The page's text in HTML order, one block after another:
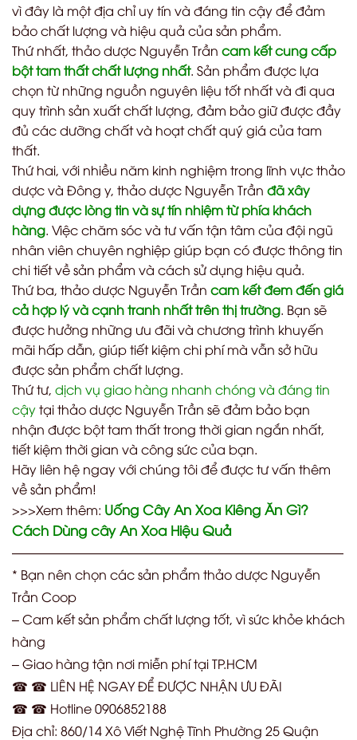
vì đây là một địa chỉ uy tín và đáng tin cậy để đảm
bảo chất lượng và hiệu quả của sản phẩm.
Thứ nhất, thảo dược Nguyễn Trần cam kết cung cấp
bột tam thất chất lượng nhất. Sản phẩm được lựa
chọn từ những nguồn nguyên liệu tốt nhất và đi qua
quy trình sản xuất chất lượng, đảm bảo giữ được đầy
đủ các dưỡng chất và hoạt chất quý giá của tam
thất.
Thứ hai, với nhiều năm kinh nghiệm trong lĩnh vực thảo
dược và Đông y, thảo dược Nguyễn Trần đã xây
dựng được lòng tin và sự tín nhiệm từ phía khách
hàng. Việc chăm sóc và tư vấn tận tâm của đội ngũ
nhân viên chuyên nghiệp giúp bạn có được thông tin
chi tiết về sản phẩm và cách sử dụng hiệu quả.
Thứ ba, thảo dược Nguyễn Trần cam kết đem đến giá
cả hợp lý và cạnh tranh nhất trên thị trường. Bạn sẽ
được hưởng những ưu đãi và chương trình khuyến
mãi hấp dẫn, giúp tiết kiệm chi phí mà vẫn sở hữu
được sản phẩm chất lượng.
Thứ tư, dịch vụ giao hàng nhanh chóng và đáng tin
cậytại thảo dược Nguyễn Trần sẽ đảm bảo bạn
nhận được bột tam thất trong thời gian ngắn nhất,
tiết kiệm thời gian và công sức của bạn.
Hãy liên hệ ngay với chúng tôi để được tư vấn thêm
về sản phẩm!
>>>Xem thêm: Uống Cây An Xoa Kiêng Ăn Gì?
Cách Dùng cây An Xoa Hiệu Quả
——————————————————————————
* Bạn nên chọn các sản phẩm thảo dược Nguyễn
Trần Coop
– Cam kết sản phẩm chất lượng tốt, vì sức khỏe khách
hàng
– Giao hàng tận nơi miễn phí tại TP.HCM
☎ ☎ LIÊN HỆ NGAY ĐỂ ĐƯỢC NHẬN ƯU ĐÃI
☎ ☎ Hotline 0906852188
Địa chỉ: 860/14 Xô Viết Nghệ Tĩnh Phường 25 Quận